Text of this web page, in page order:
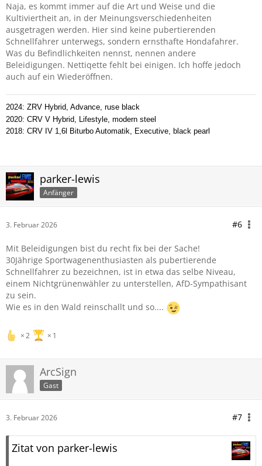
Naja, es kommt immer auf die Art und Weise und die
Kultiviertheit an, in der Meinungsverschiedenheiten
ausgetragen werden. Hier sind keine pubertierenden
Schnellfahrer unterwegs, sondern ernsthafte Hondafahrer.
Was du Befindlichkeiten nennst, nennen andere
Beleidigungen. Nettiqette fehlt bei einigen. Ich hoffe jedoch
auch auf ein Wiederöffnen.
2024: ZRV Hybrid, Advance, ruse black
2020: CRV V Hybrid, Lifestyle, modern steel
2018: CRV IV 1,6l Biturbo Automatik, Executive, black pearl
parker-lewis
Anfänger
3. Februar 2026 #6
Mit Beleidigungen bist du recht fix bei der Sache!
30Jährige Sportwagenenthusiasten als pubertierende
Schnellfahrer zu bezeichnen, ist in etwa das selbe Niveau,
einem Nichtgrünenwähler zu unterstellen, AfD-Sympathisant
zu sein.
Wie es in den Wald reinschallt und so....
2 1
ArcSign
Gast
3. Februar 2026 #7
Zitat von parker-lewis